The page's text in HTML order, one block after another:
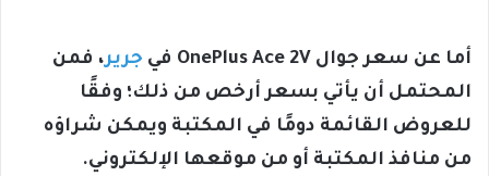
أما عن سعر جوال OnePlus Ace 2V في جرير، فمن
المحتمل أن يأتي بسعر أرخص من ذلك؛ وفقًا
للعروض القائمة دومًا في المكتبة ويمكن شراؤه
من منافذ المكتبة أو من موقعها الإلكتروني.